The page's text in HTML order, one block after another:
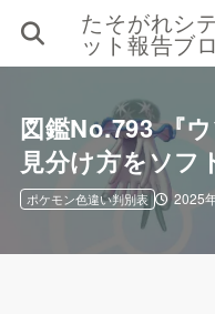
たそがれシ
ット報告ブ
図鑑No.793 『
見分け方をソフ
2025
ポケモン色違い判別表